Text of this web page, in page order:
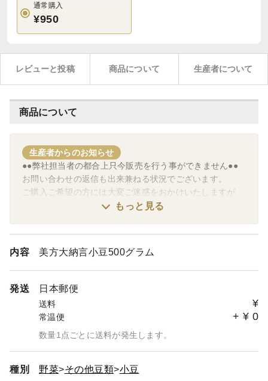
通常購入
¥950
レビューと投稿 商品について 生産者について
商品について
生産者からのお知らせ
●●弊社担当者の都合上只今販売を行う事ができません●●
お問い合わせの返信も出来兼ねる状況でございます。
ご購入ご希望の方には大変ご迷惑をおかけいたしますが
何卒ご理解をお願い申し上げます。
もっと見る
内容 美方大納言小豆500グラム
発送 日本郵便
送料 ¥
常温便 + ¥ 0
数量1点ごとに送料が発生します。
種別 野菜 その他豆類 小豆